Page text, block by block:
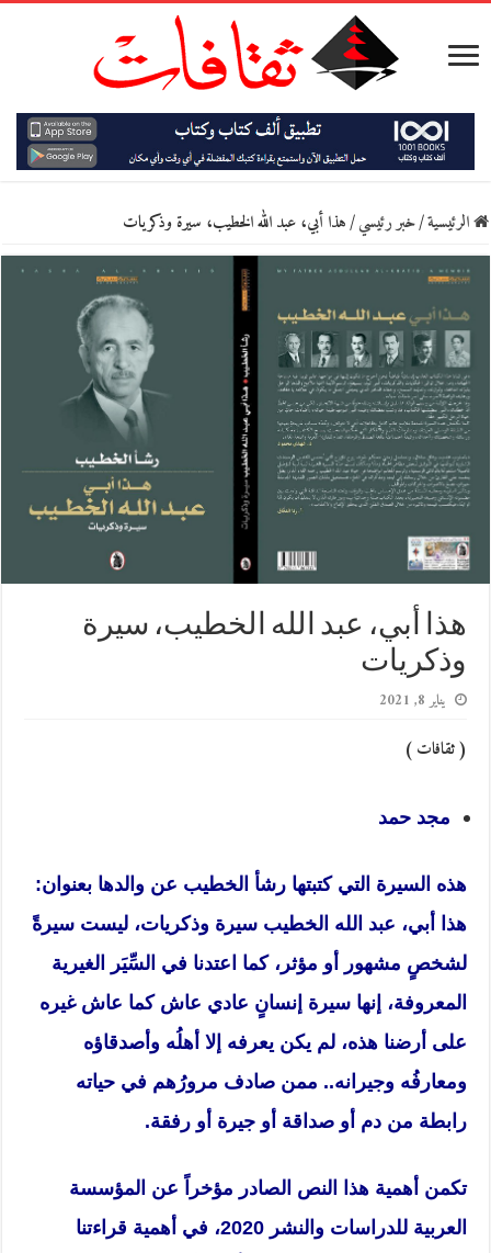
الرئيسية/خبر رئيسي/هذا أبي، عبد الله الخطيب، سيرة وذكريات
هذا أبي، عبد الله الخطيب، سيرة
وذكريات
يناير 8, 2021
( ثقافات )
مجد حمد
هذه السيرة التي كتبتها رشأ الخطيب عن والدها بعنوان:
هذا أبي، عبد الله الخطيب سيرة وذكريات، ليست سيرةً
لشخصٍ مشهور أو مؤثر، كما اعتدنا في السِّيَر الغيرية
المعروفة، إنها سيرة إنسانٍ عادي عاش كما عاش غيره
على أرضنا هذه، لم يكن يعرفه إلا أهلُه وأصدقاؤه
ومعارفُه وجيرانه.. ممن صادف مرورُهم في حياته
رابطة من دم أو صداقة أو جيرة أو رفقة.
تكمن أهمية هذا النص الصادر مؤخراً عن المؤسسة
العربية للدراسات والنشر 2020، في أهمية قراءتنا